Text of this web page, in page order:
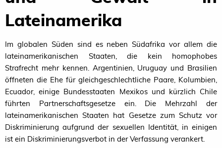
Lateinamerika
Im globalen Süden sind es neben Südafrika vor allem die
lateinamerikanischen Staaten, die kein homophobes
Strafrecht mehr kennen. Argentinien, Uruguay und Brasilien
öffneten die Ehe für gleichgeschlechtliche Paare, Kolumbien,
Ecuador, einige Bundesstaaten Mexikos und kürzlich Chile
führten Partnerschaftsgesetze ein. Die Mehrzahl der
lateinamerikanischen Staaten hat Gesetze zum Schutz vor
Diskriminierung aufgrund der sexuellen Identität, in einigen
ist ein Diskriminierungsverbot in der Verfassung verankert.